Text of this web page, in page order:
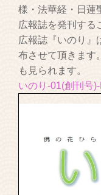
様・法華経・日蓮
広報誌を発刊する
広報誌『いのり』
布させて頂きます
も見られます。
いのり-01(創刊号